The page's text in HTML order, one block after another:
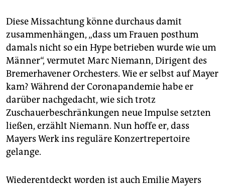
Diese Missachtung könne durchaus damit
zusammenhängen, „dass um Frauen posthum
damals nicht so ein Hype betrieben wurde wie um
Männer“, vermutet Marc Niemann, Dirigent des
Bremerhavener Orchesters. Wie er selbst auf Mayer
kam? Während der Coronapandemie habe er
darüber nachgedacht, wie sich trotz
Zuschauerbeschränkungen neue Impulse setzten
ließen, erzählt Niemann. Nun hoffe er, dass
Mayers Werk ins reguläre Konzertrepertoire
gelange.
Wiederentdeckt worden ist auch Emilie Mayers